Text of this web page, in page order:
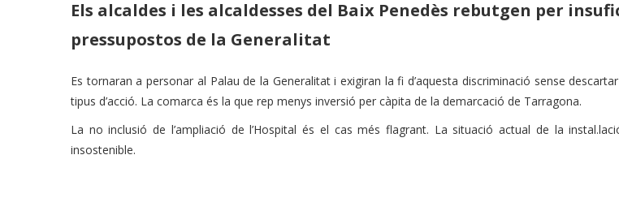
Els alcaldes i les alcaldesses del Baix Penedès rebutgen per
pressupostos de la Generalitat
Es tornaran a personar al Palau de la Generalitat i exigiran la fi d’aquesta discriminació sense
tipus d’acció. La comarca és la que rep menys inversió per càpita de la demarcació de Tarragona.
La no inclusió de l’ampliació de l’Hospital és el cas més flagrant. La situació actual de la
insostenible.